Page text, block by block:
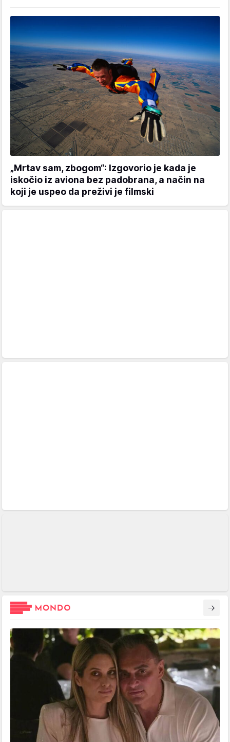
„Mrtav sam, zbogom“: Izgovorio je kada je
iskočio iz aviona bez padobrana, a način na
koji je uspeo da preživi je filmski